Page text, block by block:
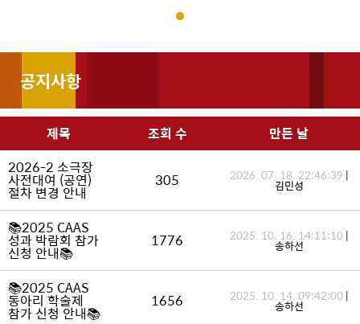
공지사항
제목 조회 수
만든 날
2026-2 소극장
사전대여 (공연)
절차 변경 안내
305 2026. 07. 18. 22:46:39 |
김민성
📚2025 CAAS
성과 박람회 참가
신청 안내📚
1776 2025. 10. 16. 14:11:10|
송하선
📚2025 CAAS
동아리 학술제
참가 신청 안내📚
1656 2025. 10. 14. 09:42:00|
송하선